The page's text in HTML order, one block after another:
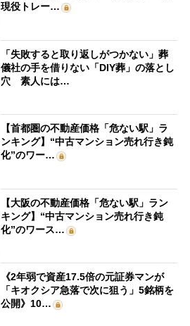
現役トレー…
「失敗すると取り返しがつかない」葬
儀社の手を借りない「DIY葬」の落とし
穴 素人には…
【首都圏の不動産価格「危ない駅」ラ
ンキング】“中古マンション売れ行き鈍
化”のワー…
【大阪の不動産価格「危ない駅」ラン
キング】“中古マンション売れ行き鈍
化”のワース…
《2年弱で資産17.5倍の元証券マンが
「キオクシア急落で次に狙う」5銘柄を
公開》10…